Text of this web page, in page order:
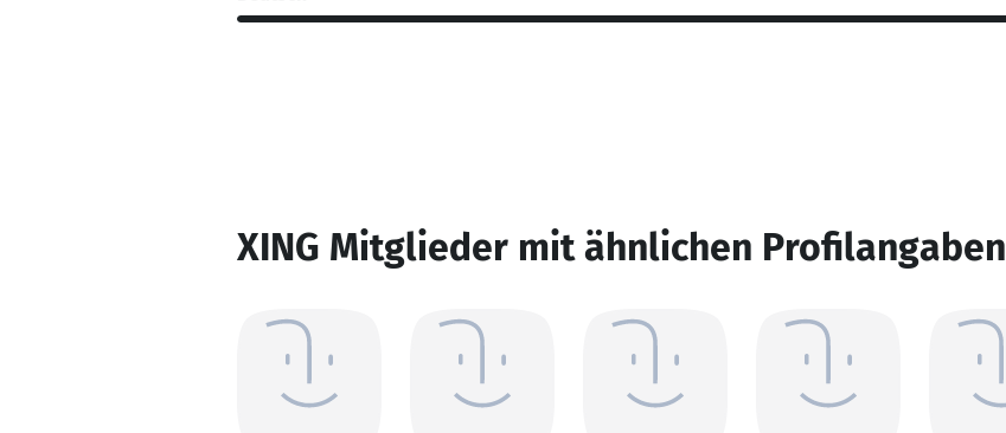
XING Mitglieder mit ähnlichen Profilangaben